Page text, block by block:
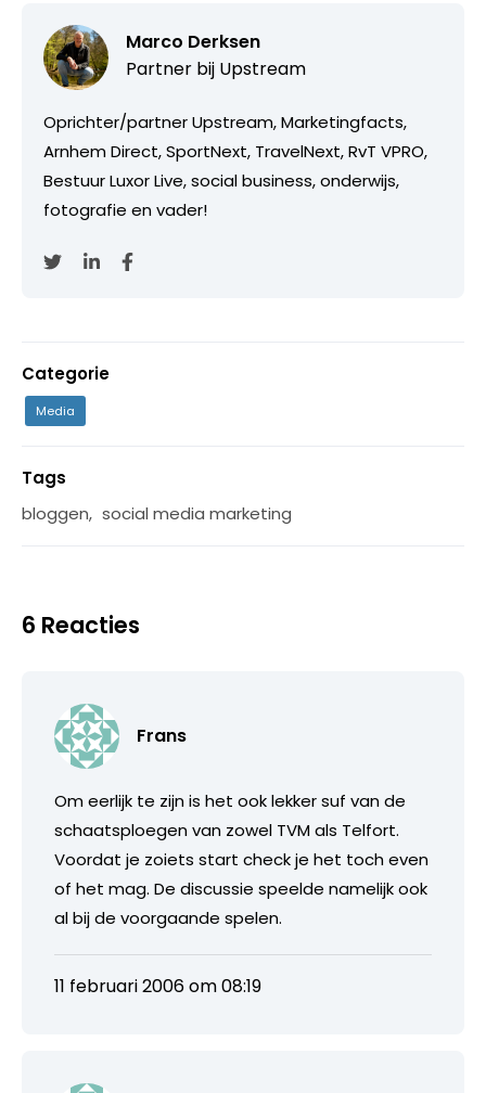
Marco Derksen
Partner bij Upstream
Oprichter/partner Upstream, Marketingfacts,
Arnhem Direct, SportNext, TravelNext, RvT VPRO,
Bestuur Luxor Live, social business, onderwijs,
fotografie en vader!
Categorie
Media
Tags
bloggen, social media marketing
6 Reacties
Frans
Om eerlijk te zijn is het ook lekker suf van de
schaatsploegen van zowel TVM als Telfort.
Voordat je zoiets start check je het toch even
of het mag. De discussie speelde namelijk ook
al bij de voorgaande spelen.
11 februari 2006 om 08:19